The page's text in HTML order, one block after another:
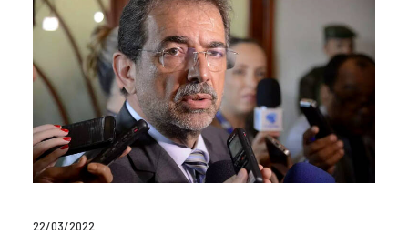
22/03/2022